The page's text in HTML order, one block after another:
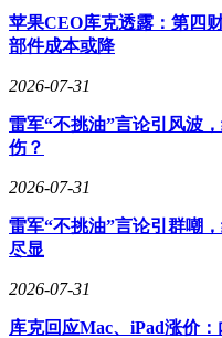
超预期可能。招商证券研
AI客户提价20%-30%，预
能达到20%-30%。
将全线PCB产品提价20%
锁反应在中小厂商中尤为
PCB板块可能迎来新一轮
价格传导的持续性，这将
苹果CEO库克透露：第四
部件成本或降
2026-07-31
雷军“不挑油”言论引风波
伤？
2026-07-31
雷军“不挑油”言论引群嘲
尽显
2026-07-31
库克回应Mac、iPad涨价